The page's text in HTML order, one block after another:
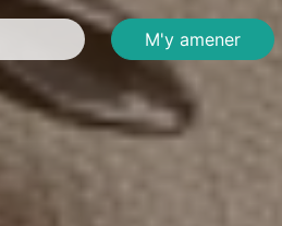
M'y amener